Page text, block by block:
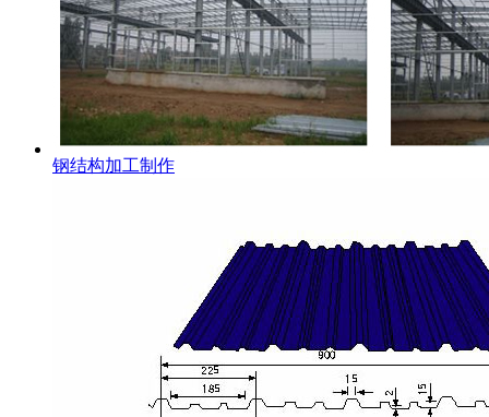
钢结构加工制作